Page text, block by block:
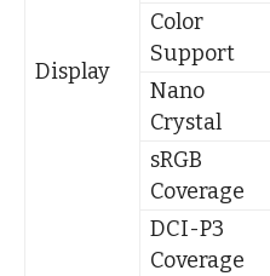
Display
Color
Support
Nano
Crystal
sRGB
Coverage
DCI-P3
Coverage